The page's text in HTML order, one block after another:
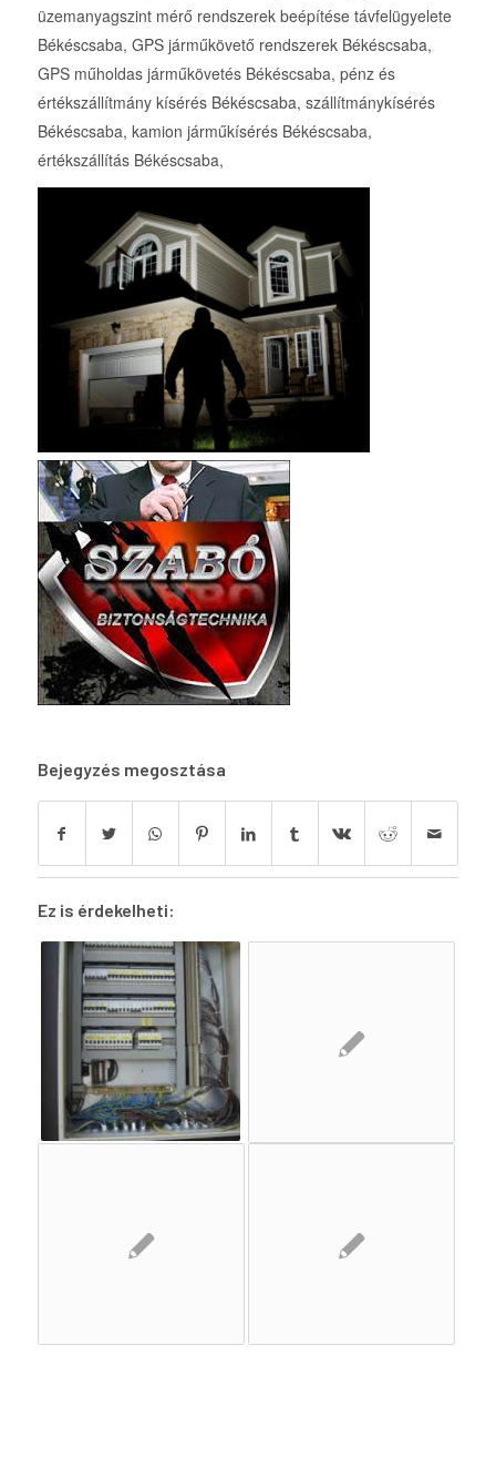
üzemanyagszint mérő rendszerek beépítése távfelügyelete
Békéscsaba, GPS járműkövető rendszerek Békéscsaba,
GPS műholdas járműkövetés Békéscsaba, pénz és
értékszállítmány kísérés Békéscsaba, szállítmánykísérés
Békéscsaba, kamion járműkísérés Békéscsaba,
értékszállítás Békéscsaba,
Bejegyzés megosztása
Ez is érdekelheti: